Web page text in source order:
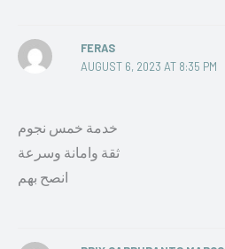
FERAS
AUGUST 6, 2023 AT 8:35 PM
خدمة خمس نجوم
ثقة وامانة وسرعة
انصح بهم